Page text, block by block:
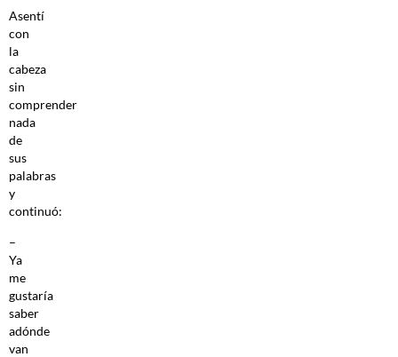
Asentí
con
la
cabeza
sin
comprender
nada
de
sus
palabras
y
continuó:
–
Ya
me
gustaría
saber
adónde
van